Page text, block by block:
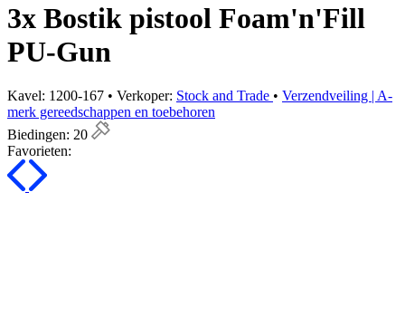
3x Bostik pistool Foam'n'Fill
PU-Gun
Kavel: 1200-167 • Verkoper: Stock and Trade • Verzendveiling | A-
merk gereedschappen en toebehoren
Biedingen: 20
Favorieten: